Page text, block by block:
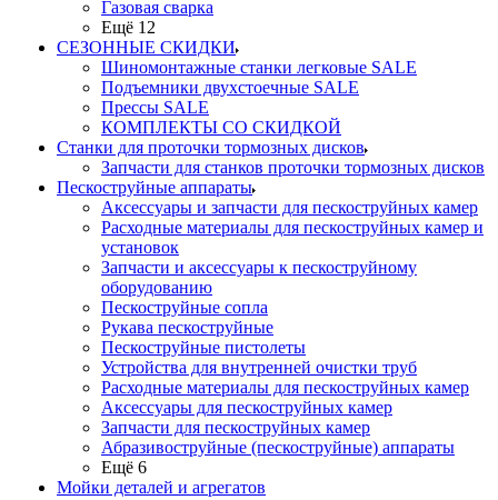
Газовая сварка
Ещё 12
СЕЗОННЫЕ СКИДКИ
Шиномонтажные станки легковые SALE
Подъемники двухстоечные SALE
Прессы SALE
КОМПЛЕКТЫ СО СКИДКОЙ
Станки для проточки тормозных дисков
Запчасти для станков проточки тормозных дисков
Пескоструйные аппараты
Аксессуары и запчасти для пескоструйных камер
Расходные материалы для пескоструйных камер и
установок
Запчасти и аксессуары к пескоструйному
оборудованию
Пескоструйные сопла
Рукава пескоструйные
Пескоструйные пистолеты
Устройства для внутренней очистки труб
Расходные материалы для пескоструйных камер
Аксессуары для пескоструйных камер
Запчасти для пескоструйных камер
Абразивоструйные (пескоструйные) аппараты
Ещё 6
Мойки деталей и агрегатов